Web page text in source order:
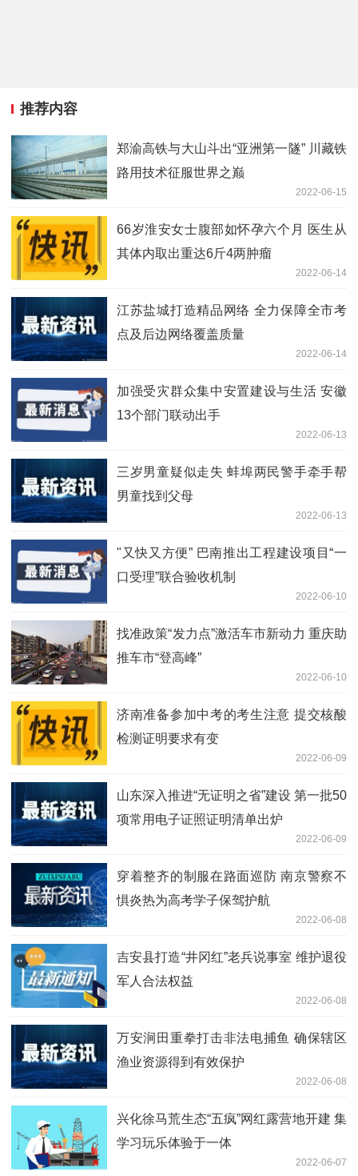
推荐内容
郑渝高铁与大山斗出“亚洲第一隧” 川藏铁
路用技术征服世界之巅
2022-06-15
66岁淮安女士腹部如怀孕六个月 医生从
其体内取出重达6斤4两肿瘤
2022-06-14
江苏盐城打造精品网络 全力保障全市考
点及后边网络覆盖质量
2022-06-14
加强受灾群众集中安置建设与生活 安徽
13个部门联动出手
2022-06-13
三岁男童疑似走失 蚌埠两民警手牵手帮
男童找到父母
2022-06-13
"又快又方便” 巴南推出工程建设项目“一
口受理”联合验收机制
2022-06-10
找准政策“发力点”激活车市新动力 重庆助
推车市“登高峰”
2022-06-10
济南准备参加中考的考生注意 提交核酸
检测证明要求有变
2022-06-09
山东深入推进“无证明之省”建设 第一批50
项常用电子证照证明清单出炉
2022-06-09
穿着整齐的制服在路面巡防 南京警察不
惧炎热为高考学子保驾护航
2022-06-08
吉安县打造“井冈红”老兵说事室 维护退役
军人合法权益
2022-06-08
万安涧田重拳打击非法电捕鱼 确保辖区
渔业资源得到有效保护
2022-06-08
兴化徐马荒生态“五疯”网红露营地开建 集
学习玩乐体验于一体
2022-06-07